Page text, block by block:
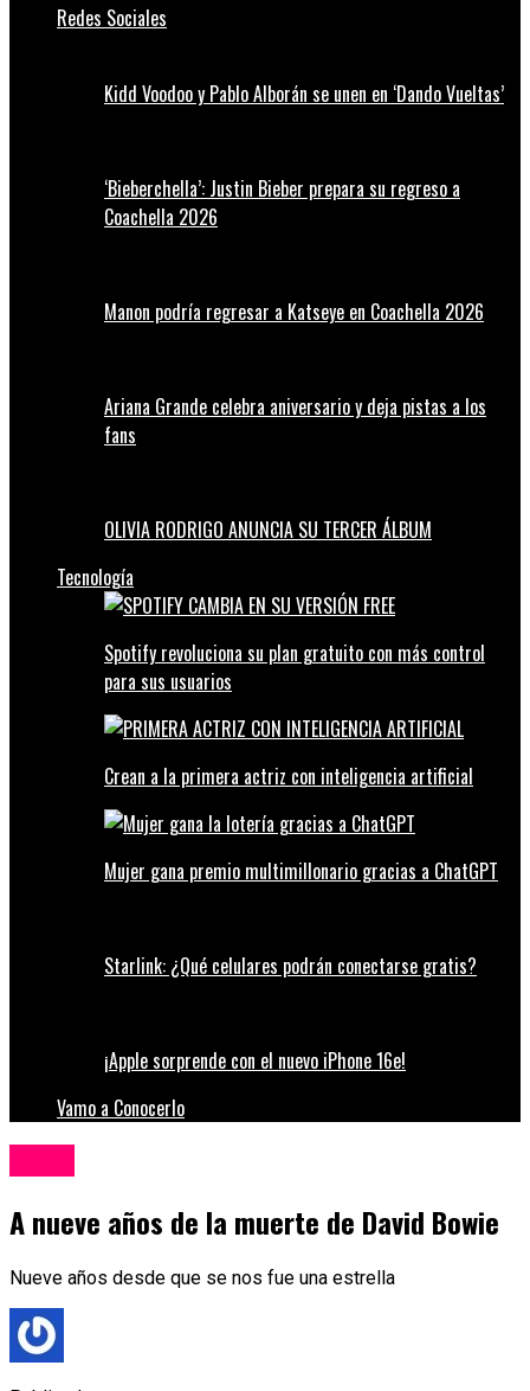
Redes Sociales
Kidd Voodoo y Pablo Alborán se unen en ‘Dando Vueltas’
‘Bieberchella’: Justin Bieber prepara su regreso a
Coachella 2026
Manon podría regresar a Katseye en Coachella 2026
Ariana Grande celebra aniversario y deja pistas a los
fans
OLIVIA RODRIGO ANUNCIA SU TERCER ÁLBUM
Tecnología
Spotify revoluciona su plan gratuito con más control
para sus usuarios
Crean a la primera actriz con inteligencia artificial
Mujer gana premio multimillonario gracias a ChatGPT
Starlink: ¿Qué celulares podrán conectarse gratis?
¡Apple sorprende con el nuevo iPhone 16e!
Vamo a Conocerlo
A nueve años de la muerte de David Bowie
Nueve años desde que se nos fue una estrella